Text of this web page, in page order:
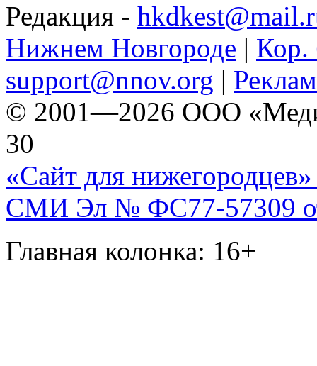
Редакция -
Нижнем Новгороде | Кор.
support@nnov.org |
© 2001—2026 ООО
30
«Сайт для нижегородцев»
СМИ Эл № ФС77-57309
Главная колонка: 16+